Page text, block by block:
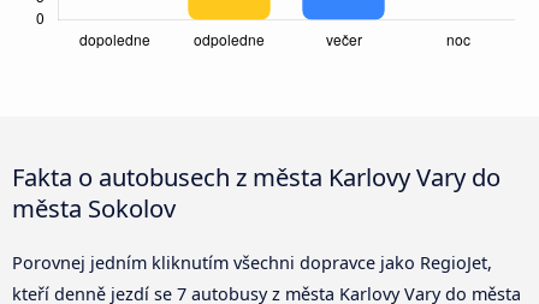
Fakta o autobusech z města Karlovy Vary do
města Sokolov
Porovnej jedním kliknutím všechni dopravce jako RegioJet,
kteří denně jezdí se 7 autobusy z města Karlovy Vary do města